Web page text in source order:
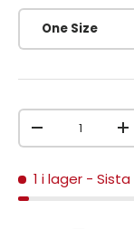
One Size
Antal
MINSKA ANTAL
1 i lager - Sista